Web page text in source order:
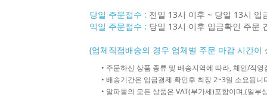
당일 주문접수 : 전일 13시 이후 ~ 당일 13시 입
익일 주문접수 : 당일 13시 이후 입금확인 주문
(업체직접배송의 경우 업체별 주문 마감 시간이
• 주문하신 상품 종류 및 배송지역에 따라, 체인/직
• 배송기간은 입금결제 확인후 최장 2~3일 소요됩
• 알파몰의 모든 상품은 VAT(부가세)포함이며,(일